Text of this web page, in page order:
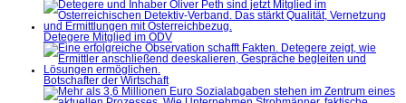
Detegere Mitglied im ÖDV
Botschafter der Wirtschaft